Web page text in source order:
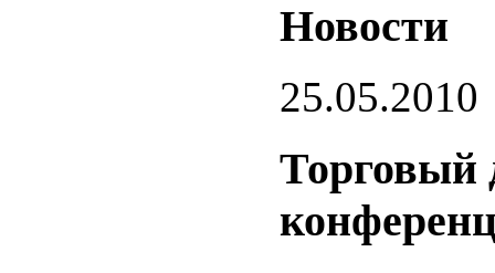
Новости
25.05.2010